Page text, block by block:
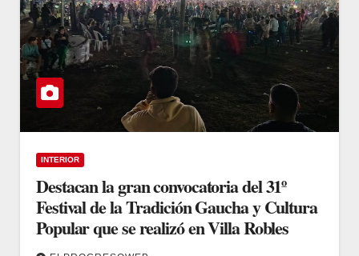
INTERIOR
Destacan la gran convocatoria del 31º
Festival de la Tradición Gaucha y Cultura
Popular que se realizó en Villa Robles